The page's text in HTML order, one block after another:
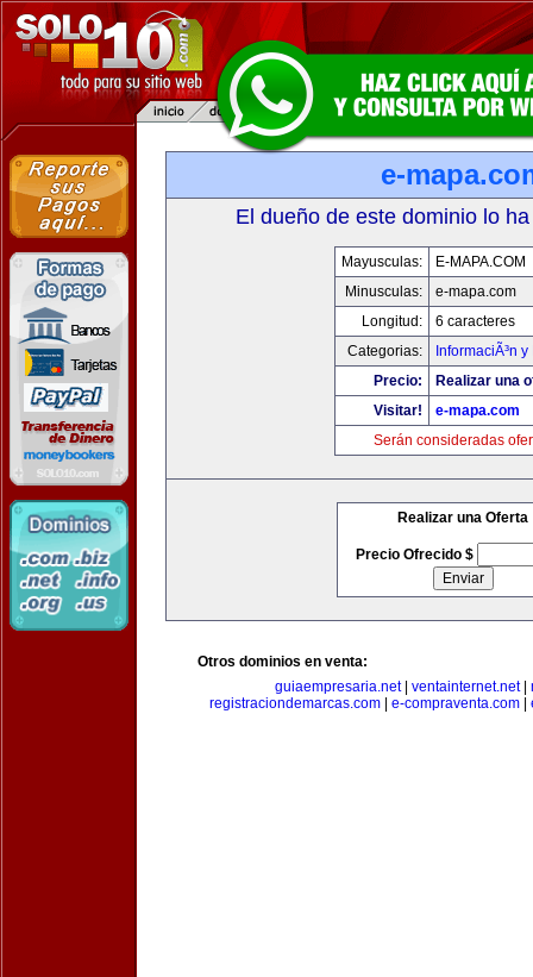
e-
El dueño de este dominio lo
Mayusculas:
E-MAPA.COM
Minusculas:
e-mapa.com
Longitud:
6 caracteres
Categorias:
InformaciÃ³n
Precio:
Realizar una
Visitar!
e-mapa.com
Serán consideradas
Realizar una Oferta
Precio Ofrecido $
Otros dominios en venta:
guiaempresaria.net| ventainternet.net|
registraciondemarcas.com| e-compraventa.com|